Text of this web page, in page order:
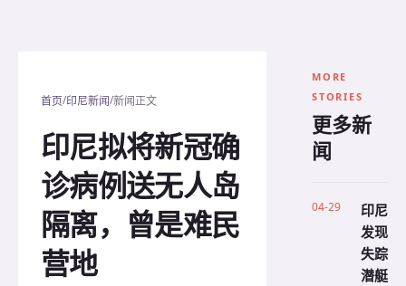
首页/印尼新闻/新闻正文
印尼拟将新冠确
诊病例送无人岛
隔离，曾是难民
营地
MORE
STORIES
更多新
闻
04-29
印尼
发现
失踪
潜艇